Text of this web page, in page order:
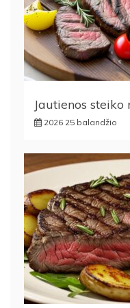
Jautienos
2026 25 balandžio